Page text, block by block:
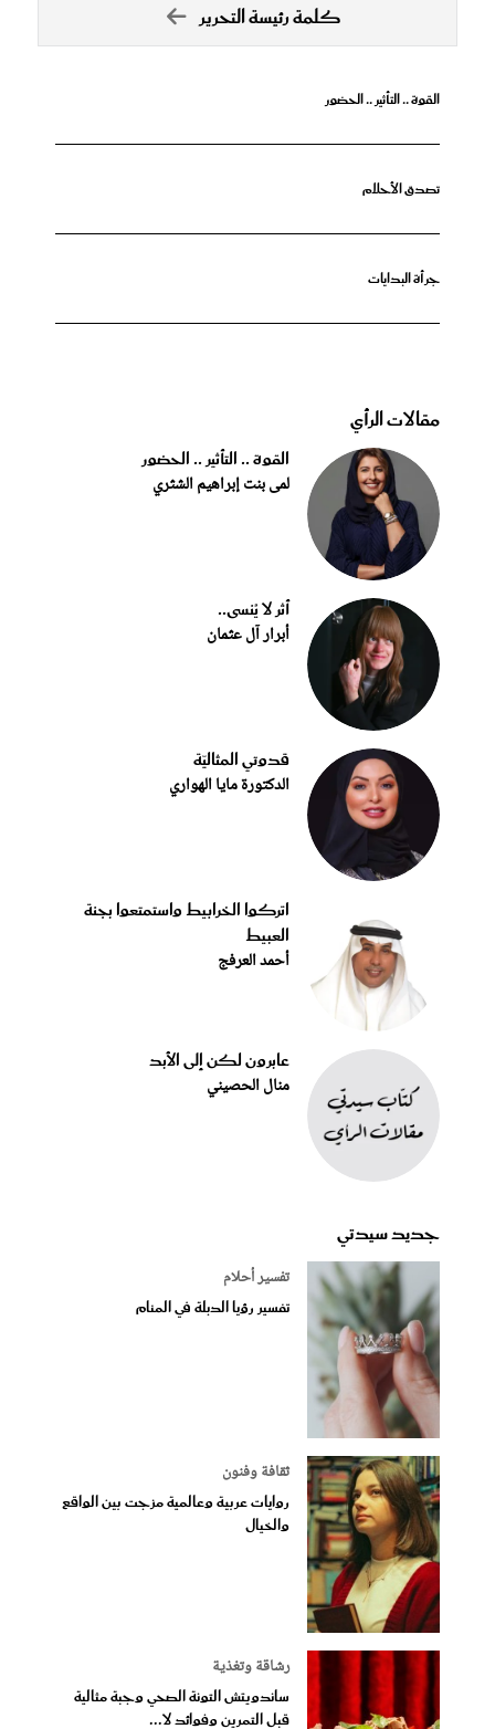
كلمة رئيسة التحرير
القوة .. التأثير .. الحضور
تصدق الأحلام
جرأة البدايات
مقالات الرأي
القوة .. التأثير .. الحضور
لمى بنت إبراهيم الشثري
أثر لا يُنسى..
أبرار آل عثمان
قدوتي المثاليّة
الدكتورة مايا الهواري
اتركوا الخرابيط واستمتعوا بجنة
العبيط
أحمد العرفج
عابرون لكن إلى الأبد
منال الحصيني
جديد سيدتي
تفسير أحلام
تفسير رؤيا الدبلة في المنام
ثقافة وفنون
روايات عربية وعالمية مزجت بين الواقع
والخيال
رشاقة وتغذية
ساندويتش التونة الصحي وجبة مثالية
قبل التمرين وفوائد لا...